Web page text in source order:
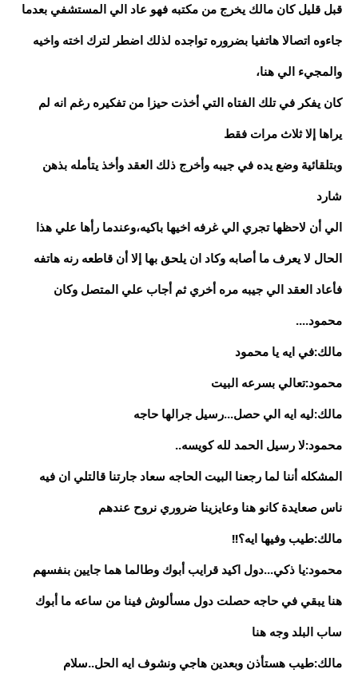
قبل قليل كان مالك يخرج من مكتبه فهو عاد الي المستشفي بعدما
جاءوه اتصالا هاتفيا بضروره تواجده لذلك اضطر لترك اخته واخيه
والمجيء الي هنا،
كان يفكر في تلك الفتاه التي أخذت حيزا من تفكيره رغم انه لم
يراها إلا ثلاث مرات فقط
وبتلقائية وضع يده في جيبه وأخرج ذلك العقد وأخذ يتأمله بذهن
شارد
الي أن لاحظها تجري الي غرفه اخيها باكيه،وعندما رأها علي هذا
الحال لا يعرف ما أصابه وكاد ان يلحق بها إلا أن قاطعه رنه هاتفه
فأعاد العقد الي جيبه مره أخري ثم أجاب علي المتصل وكان
محمود....
مالك:في ايه يا محمود
محمود:تعالي بسرعه البيت
مالك:ليه ايه الي حصل...رسيل جرالها حاجه
محمود:لا رسيل الحمد لله كويسه..
المشكله أننا لما رجعنا البيت الحاجه سعاد جارتنا قالتلي ان فيه
ناس صعايدة كانو هنا وعايزينا ضروري نروح عندهم
مالك:طيب وفيها ايه؟!!
محمود:يا ذكي...دول اكيد قرايب أبوك وطالما هما جايين بنفسهم
هنا يبقي في حاجه حصلت دول مسألوش فينا من ساعه ما أبوك
ساب البلد وجه هنا
مالك:طيب هستأذن وبعدين هاجي ونشوف ايه الحل..سلام